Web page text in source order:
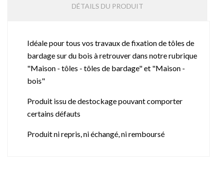
DÉTAILS DU PRODUIT
Idéale pour tous vos travaux de fixation de tôles de
bardage sur du bois à retrouver dans notre rubrique
"Maison - tôles - tôles de bardage" et "Maison -
bois"
Produit issu de destockage pouvant comporter
certains défauts
Produit ni repris, ni échangé, ni remboursé